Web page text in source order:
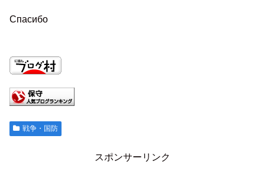
Спасибо
戦争・国防
スポンサーリンク